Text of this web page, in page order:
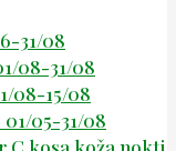
31/08
08-31/08
08-15/08
05-31/08